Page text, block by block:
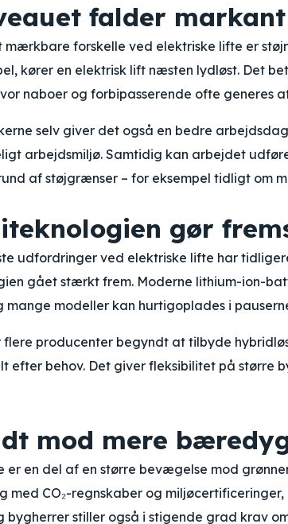
falder markant
mærkbare forskelle ved elektriske lifte er
kører en elektrisk lift næsten lydløst. Det
naboer og forbipasserende ofte generes
selv giver det også en bedre
arbejdsmiljø. Samtidig kan arbejdet
af støjgrænser – for eksempel tidligt om
gør
udfordringer ved elektriske lifte har
gået stærkt frem. Moderne lithium-ion-
mange modeller kan hurtigoplades i
flere producenter begyndt at tilbyde
efter behov. Det giver fleksibilitet på større
mod mere
er en del af en større bevægelse mod
med CO₂-regnskaber og
bygherrer stiller også i stigende grad krav